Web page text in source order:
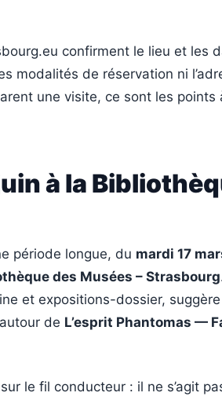
confirment le lieu et les
modalités de réservation ni
une visite, ce sont les points
à la
période longue, du mardi 17
des Musées – Strasbourg
et expositions-dossier,
de L’esprit Phantomas —
le fil conducteur : il ne s’agit